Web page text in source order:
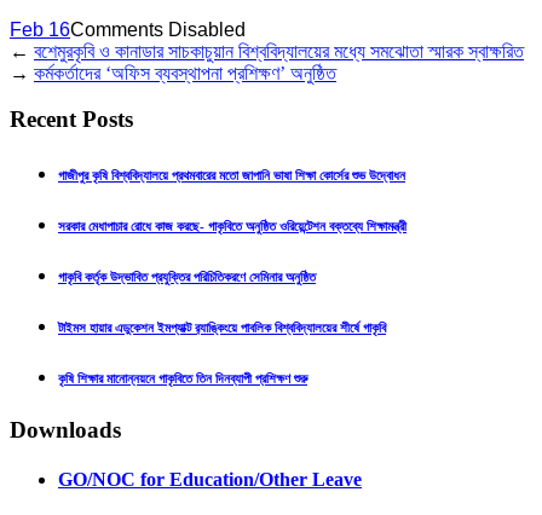
Feb 16Comments Disabled
← বশেমুরকৃবি ও কানাডার সাচকাচুয়ান বিশ্ববিদ্যালয়ের মধ্যে সমঝোতা স্মারক স্বাক্ষরিত
→ কর্মকর্তাদের ‘অফিস ব্যবস্থাপনা প্রশিক্ষণ’ অনুষ্ঠিত
Recent Posts
গাজীপুর কৃষি বিশ্ববিদ্যালয়ে প্রথমবারের মতো জাপানি ভাষা শিক্ষা কোর্সের শুভ উদ্বোধন
সরকার মেধাপাচার রোধে কাজ করছে- গাকৃবিতে অনুষ্ঠিত ওরিয়েন্টেশন বক্তব্যে শিক্ষামন্ত্রী
গাকৃবি কর্তৃক উদ্ভাবিত প্রযুক্তির পরিচিতিকরণে সেমিনার অনুষ্ঠিত
টাইমস হায়ার এডুকেশন ইমপ্যাক্ট র‍্যাঙ্কিংয়ে পাবলিক বিশ্ববিদ্যালয়ের শীর্ষে গাকৃবি
কৃষি শিক্ষার মানোন্নয়নে গাকৃবিতে তিন দিনব্যাপী প্রশিক্ষণ শুরু
Downloads
GO/NOC for Education/Other Leave